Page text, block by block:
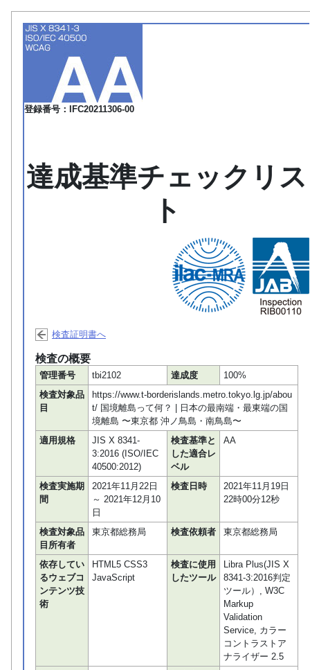
登録番号：IFC20211306-00
達成基準チェックリス
ト
検査証明書へ
検査の概要
管理番号 tbi2102 達成度
100%
検査対象品
目
https://www.t-borderislands.metro.tokyo.lg.jp/abou
t/ 国境離島って何？ | 日本の最南端・最東端の国
境離島 〜東京都 沖ノ鳥島・南鳥島〜
適用規格
JIS X 8341-
3:2016 (ISO/IEC
40500:2012)
検査基準と
した適合レ
ベル
AA
検査実施期
間
2021年11月22日
～ 2021年12月10
日
検査日時
2021年11月19日
22時00分12秒
検査対象品
目所有者
東京都総務局 検査依頼者 東京都総務局
依存してい
るウェブコ
ンテンツ技
術
HTML5 CSS3
JavaScript
検査に使用
したツール
Libra Plus(JIS X
8341-3:2016判定
ツール）, W3C
Markup
Validation
Service, カラー
コントラストア
ナライザー 2.5